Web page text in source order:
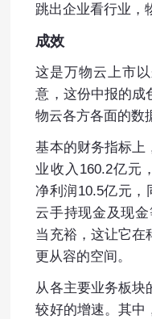
跳出企业看行业，
成效
这是万物云上市
意，这份中报的成
物云各方各面的数
基本的财务指标上
业收入160.2亿元
净利润10.5亿元，
云手持现金及现
当充裕，这让它在
更从容的空间。
从各主要业务板块
较好的增速。其中